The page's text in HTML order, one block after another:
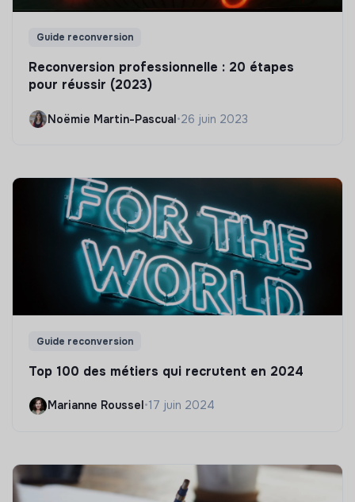
Guide reconversion
Reconversion professionnelle : 20 étapes
pour réussir (2023)
Noëmie Martin-Pascual•26 juin 2023
Guide reconversion
Top 100 des métiers qui recrutent en 2024
Marianne Roussel •17 juin 2024